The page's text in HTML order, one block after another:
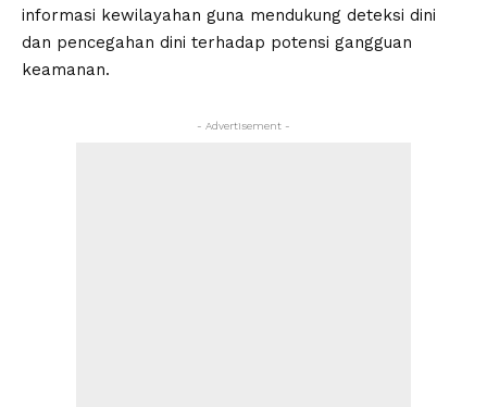
informasi kewilayahan guna mendukung deteksi dini
dan pencegahan dini terhadap potensi gangguan
keamanan.
- Advertisement -